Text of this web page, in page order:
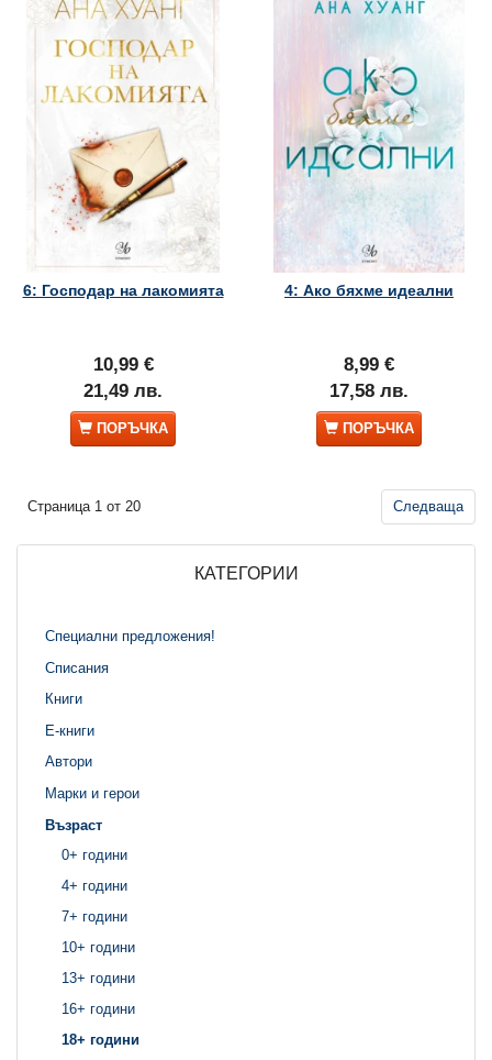
6: Господар на лакомията
10,99 €
21,49 лв.
ПОРЪЧКА
4: Ако бяхме идеални
8,99 €
17,58 лв.
ПОРЪЧКА
Страница 1 от 20 Следваща
КАТЕГОРИИ
Специални предложения!
Списания
Книги
Е-книги
Автори
Марки и герои
Възраст
0+ години
4+ години
7+ години
10+ години
13+ години
16+ години
18+ години